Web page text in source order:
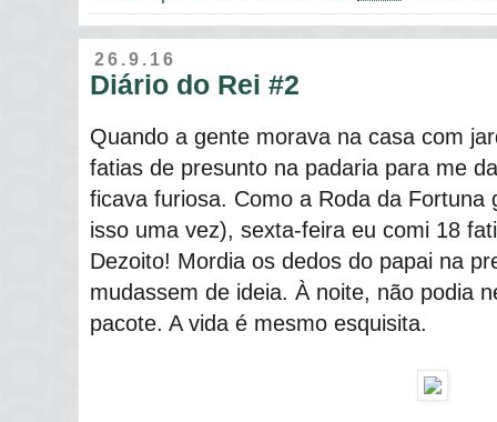
26.9.16
Diário do Rei #2
Quando a gente morava na casa com
fatias de presunto na padaria para me
ficava furiosa. Como a Roda da Fortuna
isso uma vez), sexta-feira eu comi 18
Dezoito! Mordia os dedos do papai na
mudassem de ideia. À noite, não podia
pacote. A vida é mesmo esquisita.